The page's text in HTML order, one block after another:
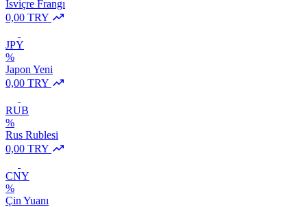
İsviçre Frangı
0,00 TRY
JPY
%
Japon Yeni
0,00 TRY
RUB
%
Rus Rublesi
0,00 TRY
CNY
%
Çin Yuanı